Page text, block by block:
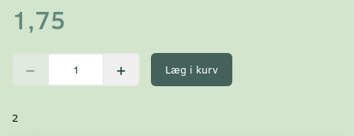
1,75
Læg i kurv
2